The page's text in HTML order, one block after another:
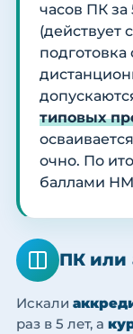
часов ПК за
(действует
подготовка
типовых
очно. По
баллами
ПК или
Искали
раз в 5 лет, а